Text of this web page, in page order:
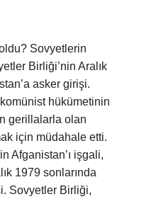
Sovyetlerin
Birliği’nin Aralık
asker girişi.
hükümetinin
gerillalarla olan
için müdahale etti.
Afganistan’ı işgali,
1979 sonlarında
Sovyetler Birliği,